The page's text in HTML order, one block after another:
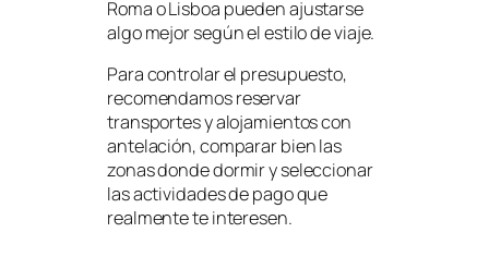
Roma o Lisboa pueden ajustarse
algo mejor según el estilo de viaje.
Para controlar el presupuesto,
recomendamos reservar
transportes y alojamientos con
antelación, comparar bien las
zonas donde dormir y seleccionar
las actividades de pago que
realmente te interesen.